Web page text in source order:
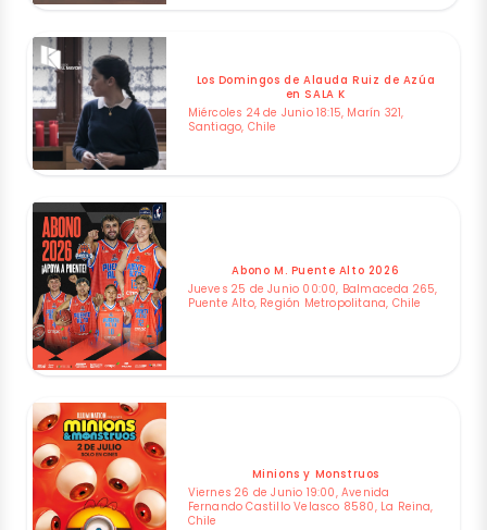
Los Domingos de Alauda Ruiz de Azúa
en SALA K
Miércoles 24 de Junio 18:15, Marín 321,
Santiago, Chile
Abono M. Puente Alto 2026
Jueves 25 de Junio 00:00, Balmaceda 265,
Puente Alto, Región Metropolitana, Chile
Minions y Monstruos
Viernes 26 de Junio 19:00, Avenida
Fernando Castillo Velasco 8580, La Reina,
Chile